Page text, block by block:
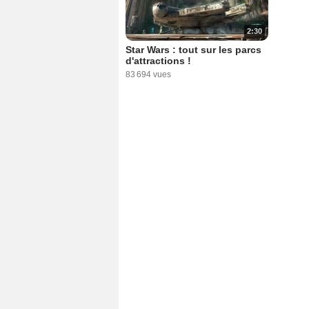
2:30
Star Wars : tout sur les parcs
d'attractions !
83 694 vues